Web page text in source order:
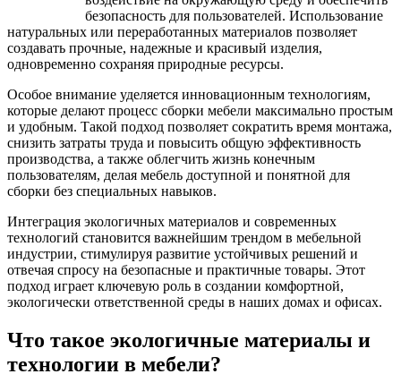
безопасность для пользователей. Использование
натуральных или переработанных материалов позволяет
создавать прочные, надежные и красивый изделия,
одновременно сохраняя природные ресурсы.
Особое внимание уделяется инновационным технологиям,
которые делают процесс сборки мебели максимально простым
и удобным. Такой подход позволяет сократить время монтажа,
снизить затраты труда и повысить общую эффективность
производства, а также облегчить жизнь конечным
пользователям, делая мебель доступной и понятной для
сборки без специальных навыков.
Интеграция экологичных материалов и современных
технологий становится важнейшим трендом в мебельной
индустрии, стимулируя развитие устойчивых решений и
отвечая спросу на безопасные и практичные товары. Этот
подход играет ключевую роль в создании комфортной,
экологически ответственной среды в наших домах и офисах.
Что такое экологичные материалы и
технологии в мебели?